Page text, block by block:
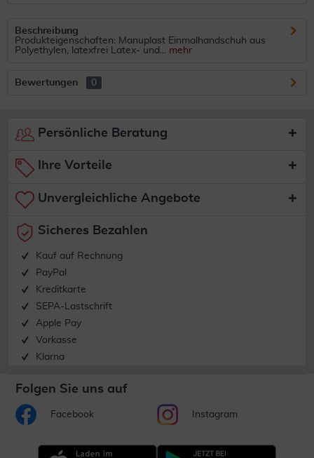
Beschreibung
Produkteigenschaften: Manuplast Einmalhandschuh aus
Polyethylen, latexfrei Latex- und... mehr
Bewertungen 0
Persönliche Beratung
Ihre Vorteile
Unvergleichliche Angebote
Sicheres Bezahlen
Kauf auf Rechnung
PayPal
Kreditkarte
SEPA-Lastschrift
Apple Pay
Vorkasse
Klarna
Folgen Sie uns auf
Facebook Instagram